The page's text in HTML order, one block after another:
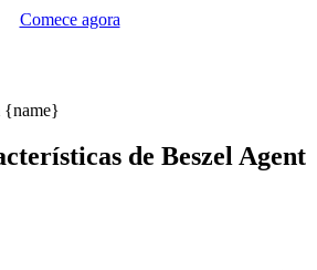
Comece agora
de Beszel Agent